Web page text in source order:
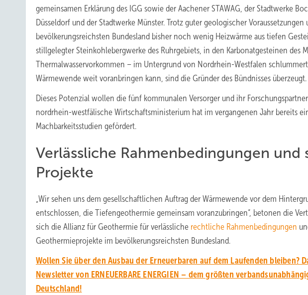
gemeinsamen Erklärung des IGG sowie der Aachener STAWAG, der Stadtwerke
Düsseldorf und der Stadtwerke Münster. Trotz guter geologischer
bevölkerungsreichsten Bundesland bisher noch wenig Heizwärme aus tiefen
stillgelegter Steinkohlebergwerke des Ruhrgebiets, in den Karbonatgesteinen
Thermalwasservorkommen – im Untergrund von Nordrhein-Westfalen
Wärmewende weit voranbringen kann, sind die Gründer des Bündnisses überzeugt.
Dieses Potenzial wollen die fünf kommunalen Versorger und ihr
nordrhein-westfälische Wirtschaftsministerium hat im vergangenen Jahr bereits
Machbarkeitsstudien gefördert.
Verlässliche Rahmenbedingungen und
Projekte
„Wir sehen uns dem gesellschaftlichen Auftrag der Wärmewende vor dem
entschlossen, die Tiefengeothermie gemeinsam voranzubringen“, betonen die
sich die Allianz für Geothermie für verlässliche rechtliche Rahmenbedingungen
Geothermieprojekte im bevölkerungsreichsten Bundesland.
Wollen Sie über den Ausbau der Erneuerbaren auf dem Laufenden bleiben?
Newsletter von ERNEUERBARE ENERGIEN – dem größten
Deutschland!